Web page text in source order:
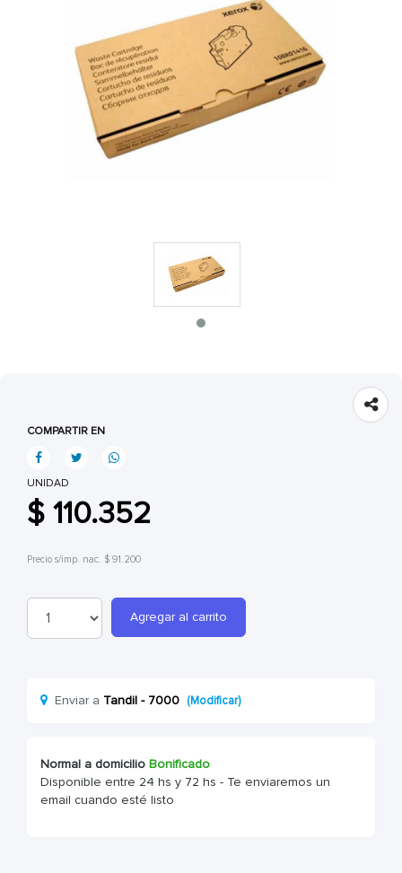
COMPARTIR EN
UNIDAD
$ 110.352
Precio s/imp. nac. $ 91.200
Agregar al carrito
Enviar a Tandil - 7000 (Modificar)
Normal a domicilio Bonificado
Disponible entre 24 hs y 72 hs - Te enviaremos un
email cuando esté listo